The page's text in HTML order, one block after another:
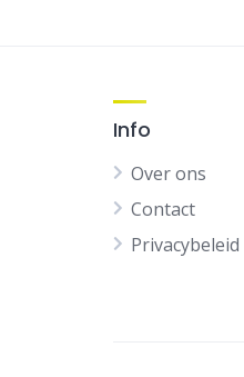
Info
Over ons
Contact
Privacybeleid